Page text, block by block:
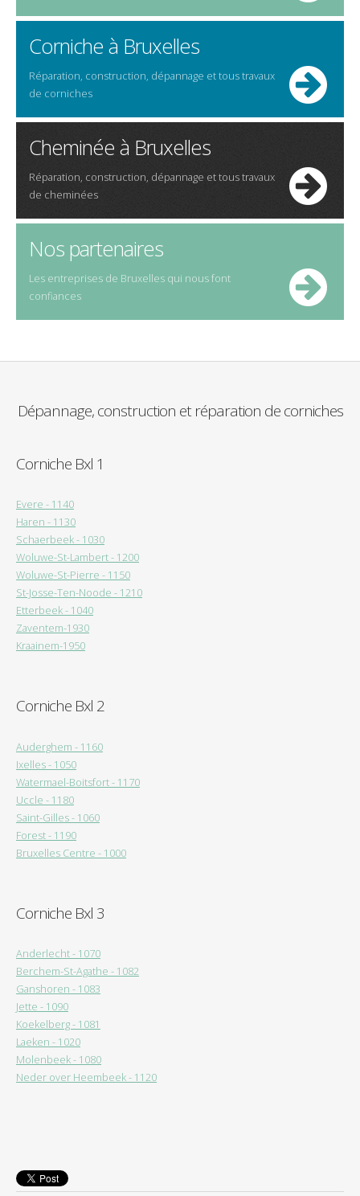
Corniche à Bruxelles
Réparation, construction, dépannage et tous travaux
de corniches
Cheminée à Bruxelles
Réparation, construction, dépannage et tous travaux
de cheminées
Nos partenaires
Les entreprises de Bruxelles qui nous font
confiances
Dépannage,construction etréparation de corniches
Corniche Bxl 1
Evere - 1140
Haren - 1130
Schaerbeek - 1030
Woluwe-St-Lambert - 1200
Woluwe-St-Pierre - 1150
St-Josse-Ten-Noode - 1210
Etterbeek - 1040
Zaventem-1930
Kraainem-1950
Corniche Bxl 2
Auderghem - 1160
Ixelles - 1050
Watermael-Boitsfort - 1170
Uccle - 1180
Saint-Gilles - 1060
Forest - 1190
Bruxelles Centre - 1000
Corniche Bxl 3
Anderlecht - 1070
Berchem-St-Agathe - 1082
Ganshoren - 1083
Jette - 1090
Koekelberg - 1081
Laeken - 1020
Molenbeek - 1080
Neder over Heembeek - 1120